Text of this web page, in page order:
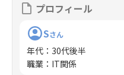
プロフィール
Sさん
年代 ： 30代後半
職業 ： IT関係